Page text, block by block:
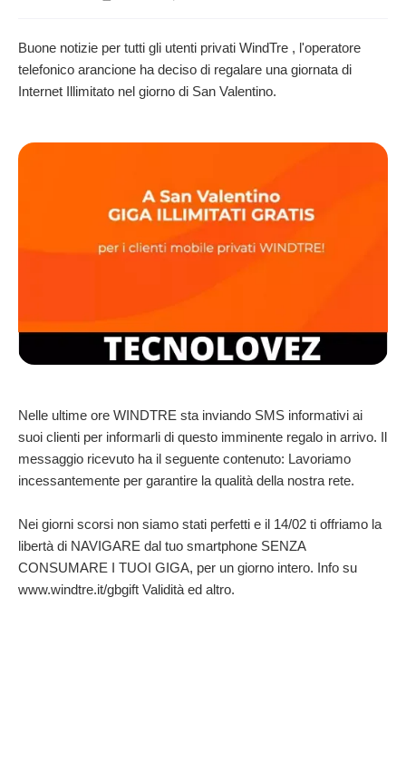
Buone notizie per tutti gli utenti privati WindTre , l'operatore
telefonico arancione ha deciso di regalare una giornata di
Internet Illimitato nel giorno di San Valentino.
Nelle ultime ore WINDTRE sta inviando SMS informativi ai
suoi clienti per informarli di questo imminente regalo in arrivo. Il
messaggio ricevuto ha il seguente contenuto: Lavoriamo
incessantemente per garantire la qualità della nostra rete.
Nei giorni scorsi non siamo stati perfetti e il 14/02 ti offriamo la
libertà di NAVIGARE dal tuo smartphone SENZA
CONSUMARE I TUOI GIGA, per un giorno intero. Info su
www.windtre.it/gbgift Validità ed altro.